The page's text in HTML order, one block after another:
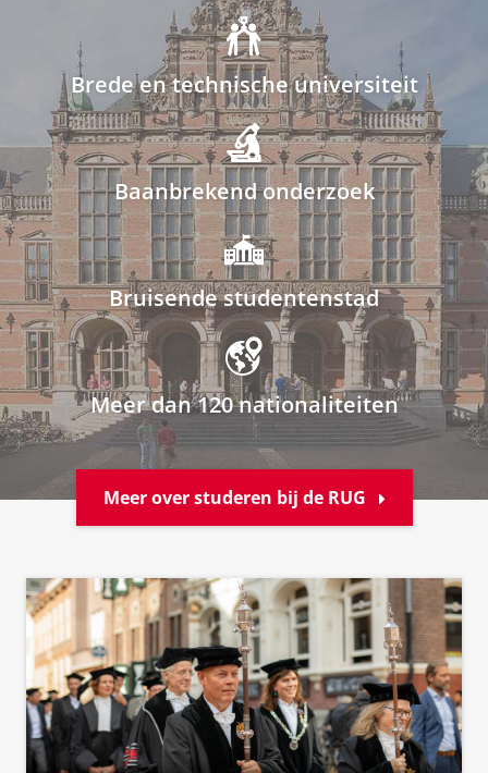
Brede en technische universiteit
Baanbrekend onderzoek
Bruisende studentenstad
Meer dan 120 nationaliteiten
Meer over studeren bij de RUG